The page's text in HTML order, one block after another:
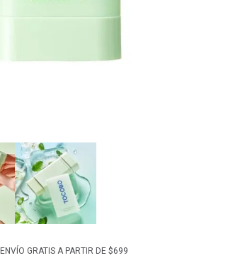
ENVÍO GRATIS A PARTIR DE $699